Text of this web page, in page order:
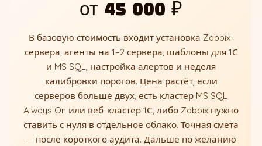
от 45 000 ₽
В базовую стоимость входит установка Zabbix-
сервера, агенты на 1–2 сервера, шаблоны для 1С
и MS SQL, настройка алертов и неделя
калибровки порогов. Цена растёт, если
серверов больше двух, есть кластер MS SQL
Always On или веб-кластер 1С, либо Zabbix нужно
ставить с нуля в отдельное облако. Точная смета
— после короткого аудита. Дальше по желанию